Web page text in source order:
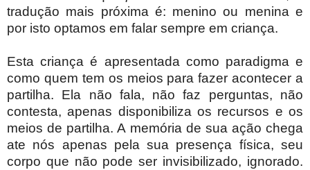
tradução mais próxima é: menino ou menina e
por isto optamos em falar sempre em criança.
Esta criança é apresentada como paradigma e
como quem tem os meios para fazer acontecer a
partilha. Ela não fala, não faz perguntas, não
contesta, apenas disponibiliza os recursos e os
meios de partilha. A memória de sua ação chega
ate nós apenas pela sua presença física, seu
corpo que não pode ser invisibilizado, ignorado.